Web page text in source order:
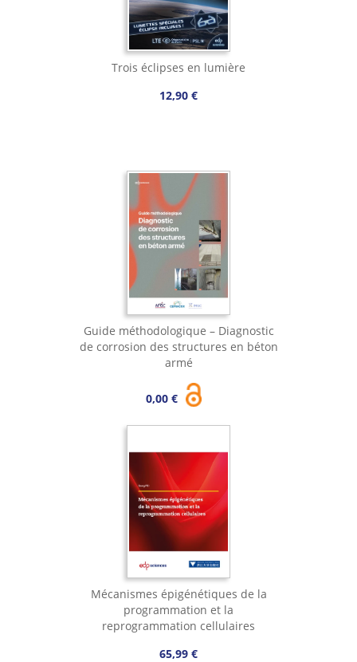
Trois éclipses en lumière
12,90 €
Guide méthodologique – Diagnostic
de corrosion des structures en béton
armé
0,00 €
Mécanismes épigénétiques de la
programmation et la
reprogrammation cellulaires
65,99 €